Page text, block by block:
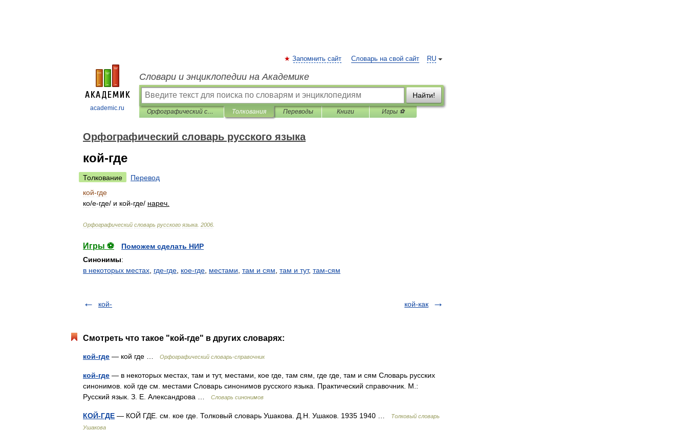
academic.ru
RU
Запомнить сайт Словарь на свой сайт
Словари и энциклопедии на Академике
Найти!
Орфографический словарь русского языка Толкования Переводы Книги Игры ⚽
Орфографический словарь русского языка
кой-где
Толкование
Перевод
кой-где
ко/е-где/ и кой-где/ нареч
Орфографический словарь русского языка 2006
Игры ⚽
Поможем сделать НИР
Синонимы:
в некоторых местах где-где кое-где местами там и сям там и тут, там-сям
кой- кой-как
Смотреть что такое "кой-где" в других словарях:
кой-где — кой где … Орфографический словарь-справочник
кой-где — в некоторых местах, там и тут, местами, кое где, там сям, где где, там и сям Словарь русских
синонимов. кой где см. местами Словарь синонимов русского языка. Практический справочник. М.:
Русский язык. З. Е. Александрова …
Словарь синонимов
КОЙ-ГДЕ — КОЙ ГДЕ. см. кое где. Толковый словарь Ушакова. Д.Н. Ушаков. 1935 1940 …
Толковый словарь
Ушакова